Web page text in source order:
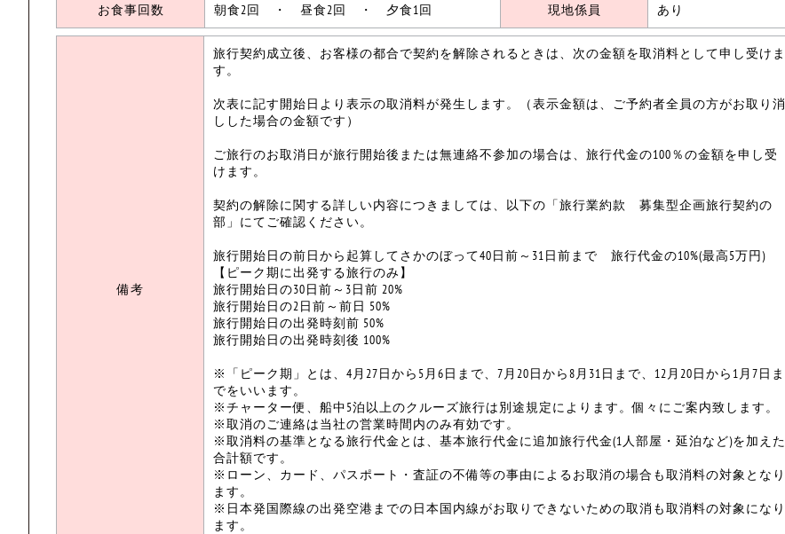
お食事回数 朝食2回 ・ 昼食2回 ・ 夕食1回 現地係員 あり
備考
旅行契約成立後、お客様の都合で契約を解除されるときは、次の金額を取消料として申し受けま
す。
次表に記す開始日より表示の取消料が発生します。（表示金額は、ご予約者全員の方がお取り消
しした場合の金額です）
ご旅行のお取消日が旅行開始後または無連絡不参加の場合は、旅行代金の100％の金額を申し受
けます。
契約の解除に関する詳しい内容につきましては、以下の「旅行業約款 募集型企画旅行契約の
部」にてご確認ください。
旅行開始日の前日から起算してさかのぼって40日前～31日前まで 旅行代金の10%(最高5万円)
【ピーク期に出発する旅行のみ】
旅行開始日の30日前～3日前 20%
旅行開始日の2日前～前日 50%
旅行開始日の出発時刻前 50%
旅行開始日の出発時刻後 100%
※「ピーク期」とは、4月27日から5月6日まで、7月20日から8月31日まで、12月20日から1月7日ま
でをいいます。
※チャーター便、船中5泊以上のクルーズ旅行は別途規定によります。個々にご案内致します。
※取消のご連絡は当社の営業時間内のみ有効です。
※取消料の基準となる旅行代金とは、基本旅行代金に追加旅行代金(1人部屋・延泊など)を加えた
合計額です。
※ローン、カード、パスポート・査証の不備等の事由によるお取消の場合も取消料の対象となり
ます。
※日本発国際線の出発空港までの日本国内線がお取りできないための取消も取消料の対象になり
ます。